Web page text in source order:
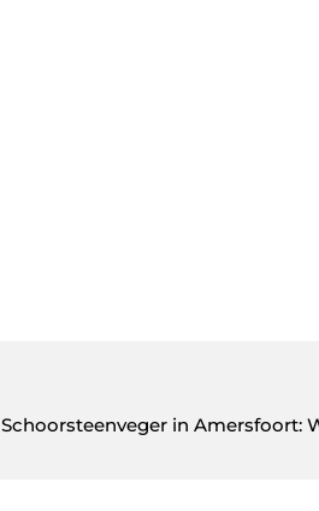
Schoorsteenveger in Amersfoort: